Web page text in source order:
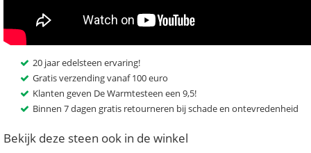
20 jaar edelsteen ervaring!
Gratis verzending vanaf 100 euro
Klanten geven De Warmtesteen een 9,5!
Binnen 7 dagen gratis retourneren bij schade en ontevredenheid
Bekijk deze steen ook in de winkel